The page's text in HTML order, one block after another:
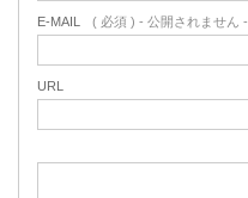
E-MAIL ( 必須 ) - 公開されません -
URL